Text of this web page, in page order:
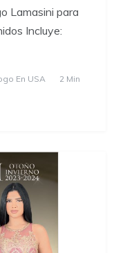
Lamasini para
Incluye:
En USA
2 Min